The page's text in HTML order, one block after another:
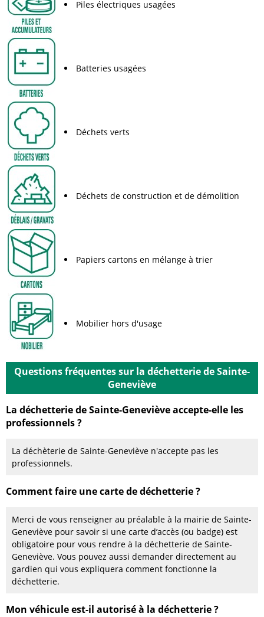
Piles électriques usagées
Batteries usagées
Déchets verts
Déchets de construction et de démolition
Papiers cartons en mélange à trier
Mobilier hors d'usage
Questions fréquentes sur la déchetterie de Sainte-
Geneviève
La déchetterie de Sainte-Geneviève accepte-elle les
professionnels ?
La déchèterie de Sainte-Geneviève n'accepte pas les
professionnels.
Comment faire une carte de déchetterie ?
Merci de vous renseigner au préalable à la mairie de Sainte-
Geneviève pour savoir si une carte d’accès (ou badge) est
obligatoire pour vous rendre à la déchetterie de Sainte-
Geneviève. Vous pouvez aussi demander directement au
gardien qui vous expliquera comment fonctionne la
déchetterie.
Mon véhicule est-il autorisé à la déchetterie ?